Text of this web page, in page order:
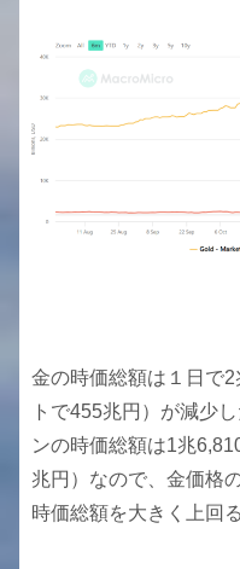
金の時価総額は１日で
トで455兆円）が減少
ンの時価総額は1兆
兆円）なので、金価格
時価総額を大きく上回